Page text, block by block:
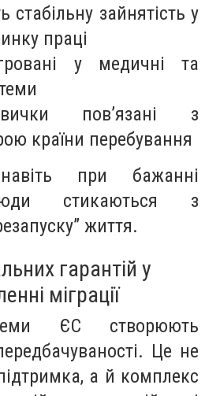
стабільну зайнятість у
праці
у медичні та
пов’язані з
країни перебування
при бажанні
стикаються з
життя.
гарантій у
міграції
ЄС створюють
Це не
а й комплекс